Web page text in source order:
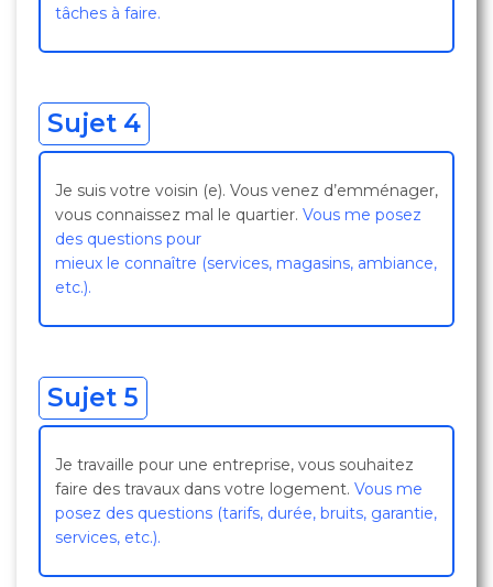
tâches à faire.
Sujet 4
Je suis votre voisin (e). Vous venez d’emménager,
vous connaissez mal le quartier. Vous me posez
des questions pour
mieux le connaître (services, magasins, ambiance,
etc.).
Sujet 5
Je travaille pour une entreprise, vous souhaitez
faire des travaux dans votre logement. Vous me
posez des questions (tarifs, durée, bruits, garantie,
services, etc.).